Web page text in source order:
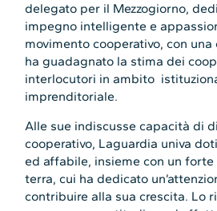
delegato per il Mezzogiorno,
impegno intelligente e
movimento cooperativo, con
ha guadagnato la stima dei
interlocutori in ambito
imprenditoriale.
Alle sue indiscusse capacità di
cooperativo, Laguardia univa
ed affabile, insieme con un forte
terra, cui ha dedicato
contribuire alla sua crescita. Lo